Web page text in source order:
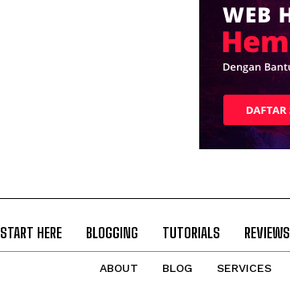
START HERE BLOGGING TUTORIALS REVIEWS
ABOUT BLOG SERVICES